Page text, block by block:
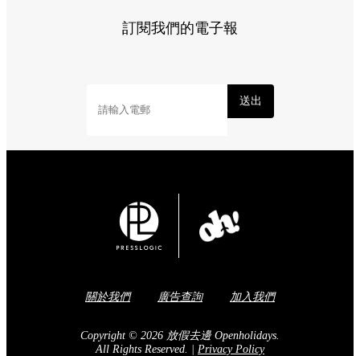
訂閱我們的電子報
送出
關於我們 廣告查詢 加入我們
Copyright © 2026 放假去邊 Openholidays.
All Rights Reserved.
Privacy Policy